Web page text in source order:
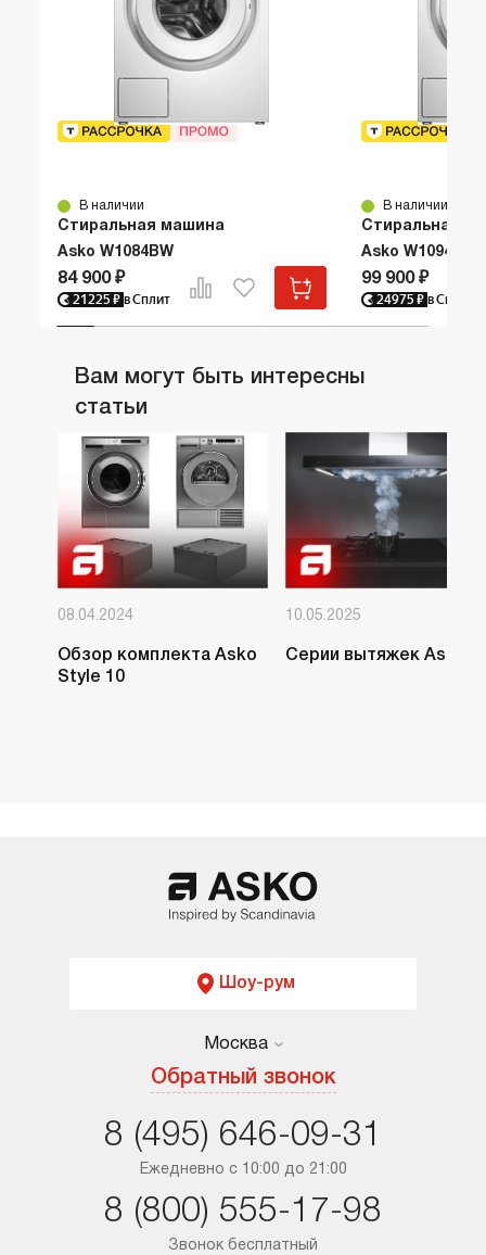
В наличии
Стиральная машина
Asko W1084BW
84 900 ₽
21225 ₽ в Сплит
В наличии
Стиральная
Asko W1094W
99 900 ₽
24975 ₽ в Сплит
Вам могут быть интересны
статьи
08.04.2024
Обзор комплекта Asko
Style 10
10.05.2025
Серии вытяжек Asko
Шоу-рум
Москва
Обратный звонок
Москва
Ростов-на-Дону
Ежедневно с 10:00 до 21:00
8 (495) 646-09-31
Звонок бесплатный
8 (800) 555-17-98